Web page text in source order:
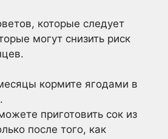
которые следует
могут снизить риск
кормите ягодами в
приготовить сок из
после того, как